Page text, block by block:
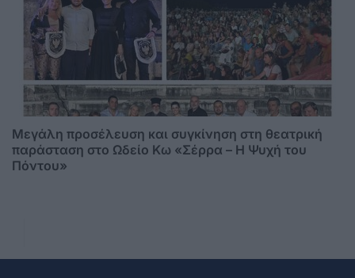
Μεγάλη προσέλευση και συγκίνηση στη θεατρική
παράσταση στο Ωδείο Κω «Σέρρα – Η Ψυχή του
Πόντου»